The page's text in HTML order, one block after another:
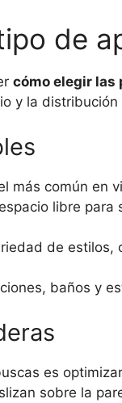
de
cómo elegir las
y la
más común en
libre para
de estilos,
baños y
es
sobre la